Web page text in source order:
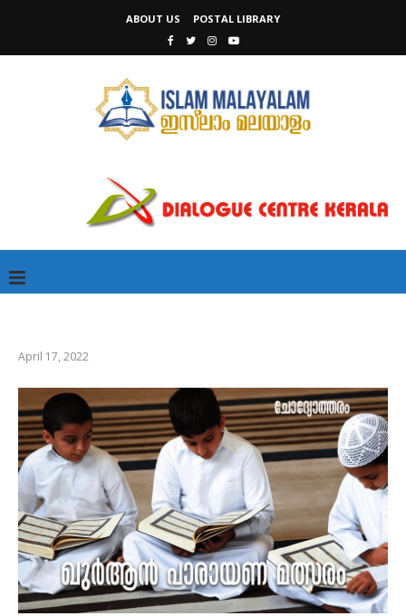
ABOUT US POSTAL LIBRARY
April 17, 2022